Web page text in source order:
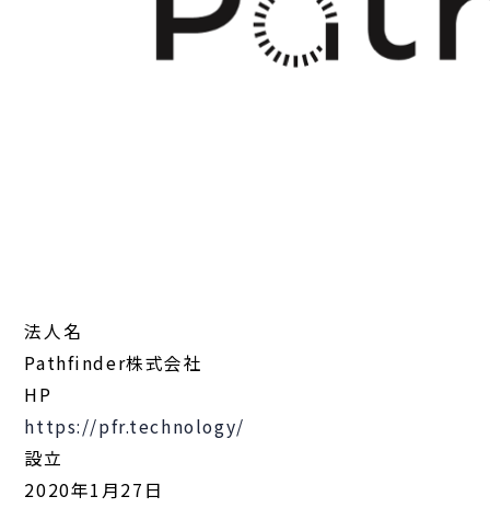
法人名
Pathfinder株式会社
HP
https://pfr.technology/
設立
2020年1月27日